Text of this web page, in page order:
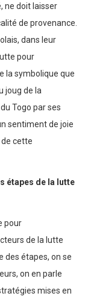
ne doit laisser
de provenance.
dans leur
pour
la symbolique que
joug de la
Togo par ses
sentiment de joie
de cette
étapes de la lutte
pour
de la lutte
des étapes, on se
on en parle
mises en